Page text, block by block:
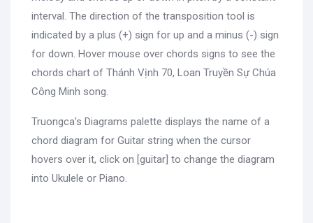
interval. The direction of the transposition tool is
indicated by a plus (+) sign for up and a minus (-) sign
for down. Hover mouse over chords signs to see the
chords chart of Thánh Vịnh 70, Loan Truyền Sự Chúa
Công Minh song.
Truongca's Diagrams palette displays the name of a
chord diagram for Guitar string when the cursor
hovers over it, click on [guitar] to change the diagram
into Ukulele or Piano.